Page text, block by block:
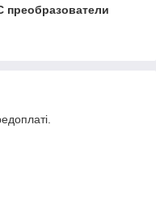
преобразователи